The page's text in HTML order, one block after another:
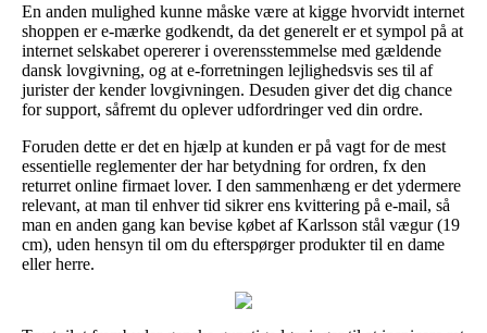
En anden mulighed kunne måske være at kigge hvorvidt internet
shoppen er e-mærke godkendt, da det generelt er et sympol på at
internet selskabet opererer i overensstemmelse med gældende
dansk lovgivning, og at e-forretningen lejlighedsvis ses til af
jurister der kender lovgivningen. Desuden giver det dig chance
for support, såfremt du oplever udfordringer ved din ordre.
Foruden dette er det en hjælp at kunden er på vagt for de mest
essentielle reglementer der har betydning for ordren, fx den
returret online firmaet lover. I den sammenhæng er det ydermere
relevant, at man til enhver tid sikrer ens kvittering på e-mail, så
man en anden gang kan bevise købet af Karlsson stål vægur (19
cm), uden hensyn til om du efterspørger produkter til en dame
eller herre.